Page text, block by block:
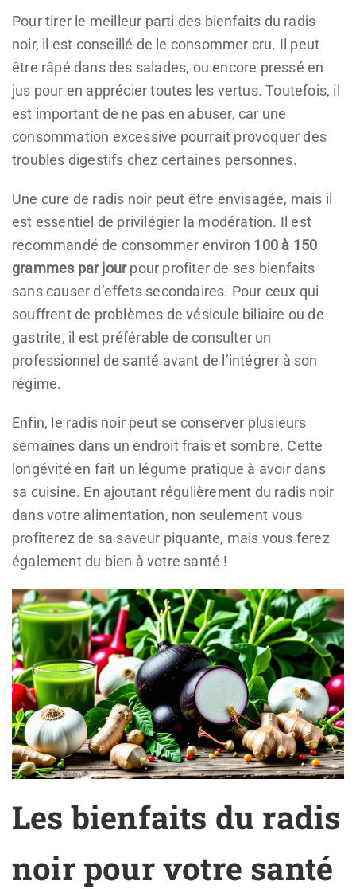
Pour tirer le meilleur parti des bienfaits du radis
noir, il est conseillé de le consommer cru. Il peut
être râpé dans des salades, ou encore pressé en
jus pour en apprécier toutes les vertus. Toutefois, il
est important de ne pas en abuser, car une
consommation excessive pourrait provoquer des
troubles digestifs chez certaines personnes.
Une cure de radis noir peut être envisagée, mais il
est essentiel de privilégier la modération. Il est
recommandé de consommer environ 100 à 150
grammes par jourpour profiter de ses bienfaits
sans causer d’effets secondaires. Pour ceux qui
souffrent de problèmes de vésicule biliaire ou de
gastrite, il est préférable de consulter un
professionnel de santé avant de l’intégrer à son
régime.
Enfin, le radis noir peut se conserver plusieurs
semaines dans un endroit frais et sombre. Cette
longévité en fait un légume pratique à avoir dans
sa cuisine. En ajoutant régulièrement du radis noir
dans votre alimentation, non seulement vous
profiterez de sa saveur piquante, mais vous ferez
également du bien à votre santé !
Les bienfaits du radis
noir pour votre santé